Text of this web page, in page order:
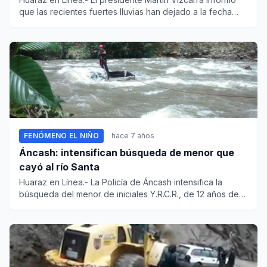
que las recientes fuertes lluvias han dejado a la fecha
FENÓMENO EL NIÑO hace 7 años
Áncash: intensifican búsqueda de menor que
cayó al río Santa
Huaraz en Línea.- La Policía de Áncash intensifica la
búsqueda del menor de iniciales Y.R.C.R., de 12 años de